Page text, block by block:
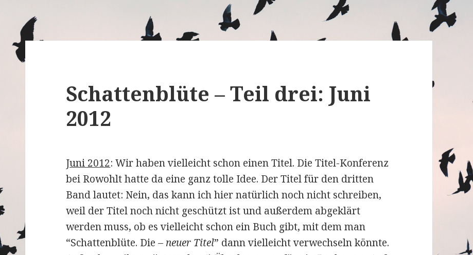
Schattenblüte – Teil drei: Juni
2012
Juni 2012: Wir haben vielleicht schon einen Titel. Die Titel-Konferenz
bei Rowohlt hatte da eine ganz tolle Idee. Der Titel für den dritten
Band lautet: Nein, das kann ich hier natürlich noch nicht schreiben,
weil der Titel noch nicht geschützt ist und außerdem abgeklärt
werden muss, ob es vielleicht schon ein Buch gibt, mit dem man
“Schattenblüte. Die – neuer Titel” dann vielleicht verwechseln könnte.